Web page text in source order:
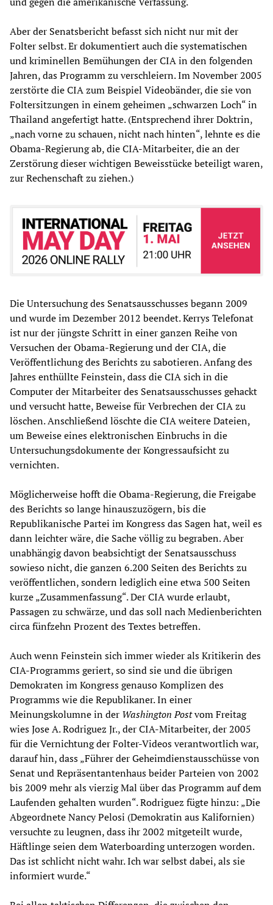
Aber der Senatsbericht befasst sich nicht nur mit der
Folter selbst. Er dokumentiert auch die systematischen
und kriminellen Bemühungen der CIA in den folgenden
Jahren, das Programm zu verschleiern. Im November 2005
zerstörte die CIA zum Beispiel Videobänder, die sie von
Foltersitzungen in einem geheimen „schwarzen Loch“ in
Thailand angefertigt hatte. (Entsprechend ihrer Doktrin,
„nach vorne zu schauen, nicht nach hinten“, lehnte es die
Obama-Regierung ab, die CIA-Mitarbeiter, die an der
Zerstörung dieser wichtigen Beweisstücke beteiligt waren,
zur Rechenschaft zu ziehen.)
Die Untersuchung des Senatsausschusses begann 2009
und wurde im Dezember 2012 beendet. Kerrys Telefonat
ist nur der jüngste Schritt in einer ganzen Reihe von
Versuchen der Obama-Regierung und der CIA, die
Veröffentlichung des Berichts zu sabotieren. Anfang des
Jahres enthüllte Feinstein, dass die CIA sich in die
Computer der Mitarbeiter des Senatsausschusses gehackt
und versucht hatte, Beweise für Verbrechen der CIA zu
löschen. Anschließend löschte die CIA weitere Dateien,
um Beweise eines elektronischen Einbruchs in die
Untersuchungsdokumente der Kongressaufsicht zu
vernichten.
Möglicherweise hofft die Obama-Regierung, die Freigabe
des Berichts so lange hinauszuzögern, bis die
Republikanische Partei im Kongress das Sagen hat, weil es
dann leichter wäre, die Sache völlig zu begraben. Aber
unabhängig davon beabsichtigt der Senatsausschuss
sowieso nicht, die ganzen 6.200 Seiten des Berichts zu
veröffentlichen, sondern lediglich eine etwa 500 Seiten
kurze „Zusammenfassung“. Der CIA wurde erlaubt,
Passagen zu schwärze, und das soll nach Medienberichten
circa fünfzehn Prozent des Textes betreffen.
Auch wenn Feinstein sich immer wieder als Kritikerin des
CIA-Programms geriert, so sind sie und die übrigen
Demokraten im Kongress genauso Komplizen des
Programms wie die Republikaner. In einer
Meinungskolumne in der Washington Postvom Freitag
wies Jose A. Rodriguez Jr., der CIA-Mitarbeiter, der 2005
für die Vernichtung der Folter-Videos verantwortlich war,
darauf hin, dass „Führer der Geheimdienstausschüsse von
Senat und Repräsentantenhaus beider Parteien von 2002
bis 2009 mehr als vierzig Mal über das Programm auf dem
Laufenden gehalten wurden“. Rodriguez fügte hinzu: „Die
Abgeordnete Nancy Pelosi (Demokratin aus Kalifornien)
versuchte zu leugnen, dass ihr 2002 mitgeteilt wurde,
Häftlinge seien dem Waterboarding unterzogen worden.
Das ist schlicht nicht wahr. Ich war selbst dabei, als sie
informiert wurde.“